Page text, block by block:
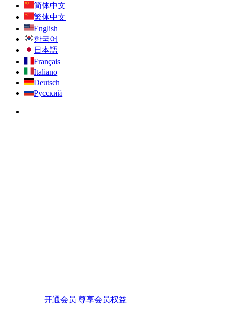
简体中文
繁体中文
English
한국어
日本語
Français
Italiano
Deutsch
Русский
开通会员 尊享会员权益